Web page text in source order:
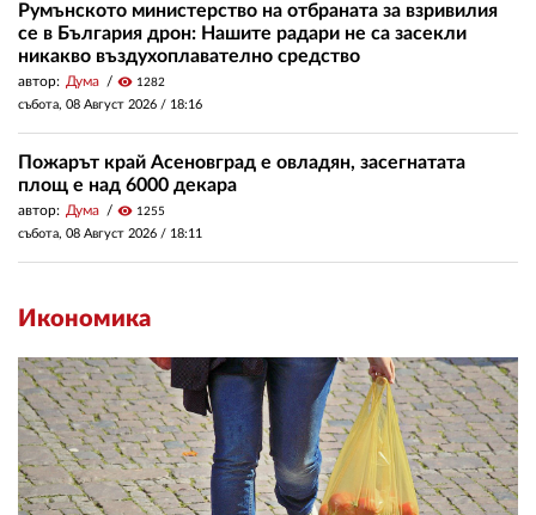
Румънското министерство на отбраната за взривилия
се в България дрон: Нашите радари не са засекли
никакво въздухоплавателно средство
автор: Дума visibility 1282
събота, 08 Август 2026 / 18:16
Пожарът край Асеновград е овладян, засегнатата
площ е над 6000 декара
автор: Дума visibility 1255
събота, 08 Август 2026 / 18:11
Икономика